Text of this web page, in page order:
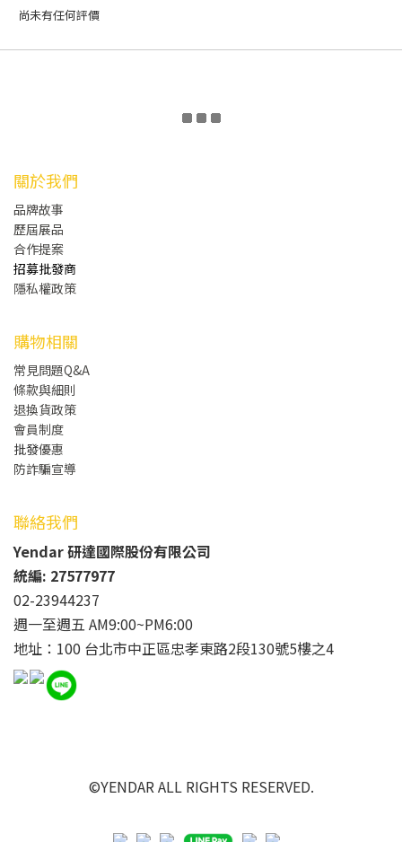
尚未有任何評價
關於我們
品牌故事
歷屆展品
合作提案
招募批發商
隱私權政策
購物相關
常見問題Q&A
條款與細則
退換貨政策
會員制度
批發優惠
防詐騙宣導
聯絡我們
Yendar 研達國際股份有限公司
統編: 27577977
02-23944237
週一至週五 AM9:00~PM6:00
地址：100 台北市中正區忠孝東路2段130號5樓之4
©YENDAR ALL RIGHTS RESERVED.